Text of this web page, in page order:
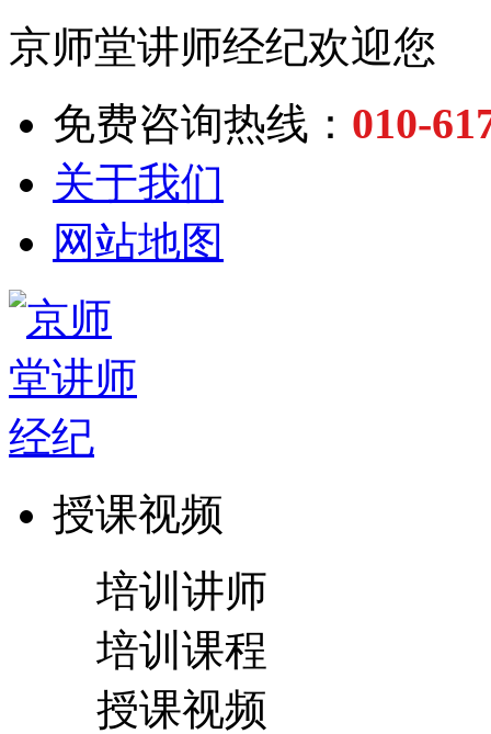
京师堂讲师经纪欢迎您
免费咨询热线： 010-
关于我们
网站地图
授课视频
培训讲师
培训课程
授课视频